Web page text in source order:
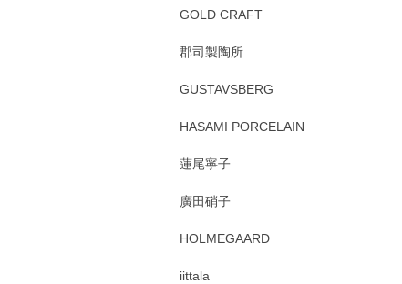
GOLD CRAFT
郡司製陶所
GUSTAVSBERG
HASAMI PORCELAIN
蓮尾寧子
廣田硝子
HOLMEGAARD
iittala